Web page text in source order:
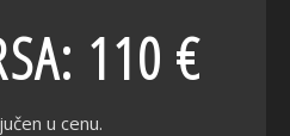
110 €
u cenu.